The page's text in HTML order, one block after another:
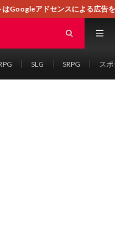
よる広告を掲載しております。
SLG SRPG ス